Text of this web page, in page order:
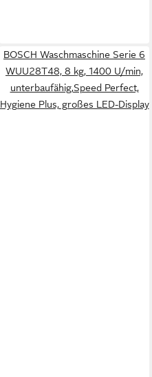
BOSCH Waschmaschine Serie 6
WUU28T48, 8 kg, 1400 U/min,
unterbaufähig,Speed Perfect,
Hygiene Plus, großes LED-Display